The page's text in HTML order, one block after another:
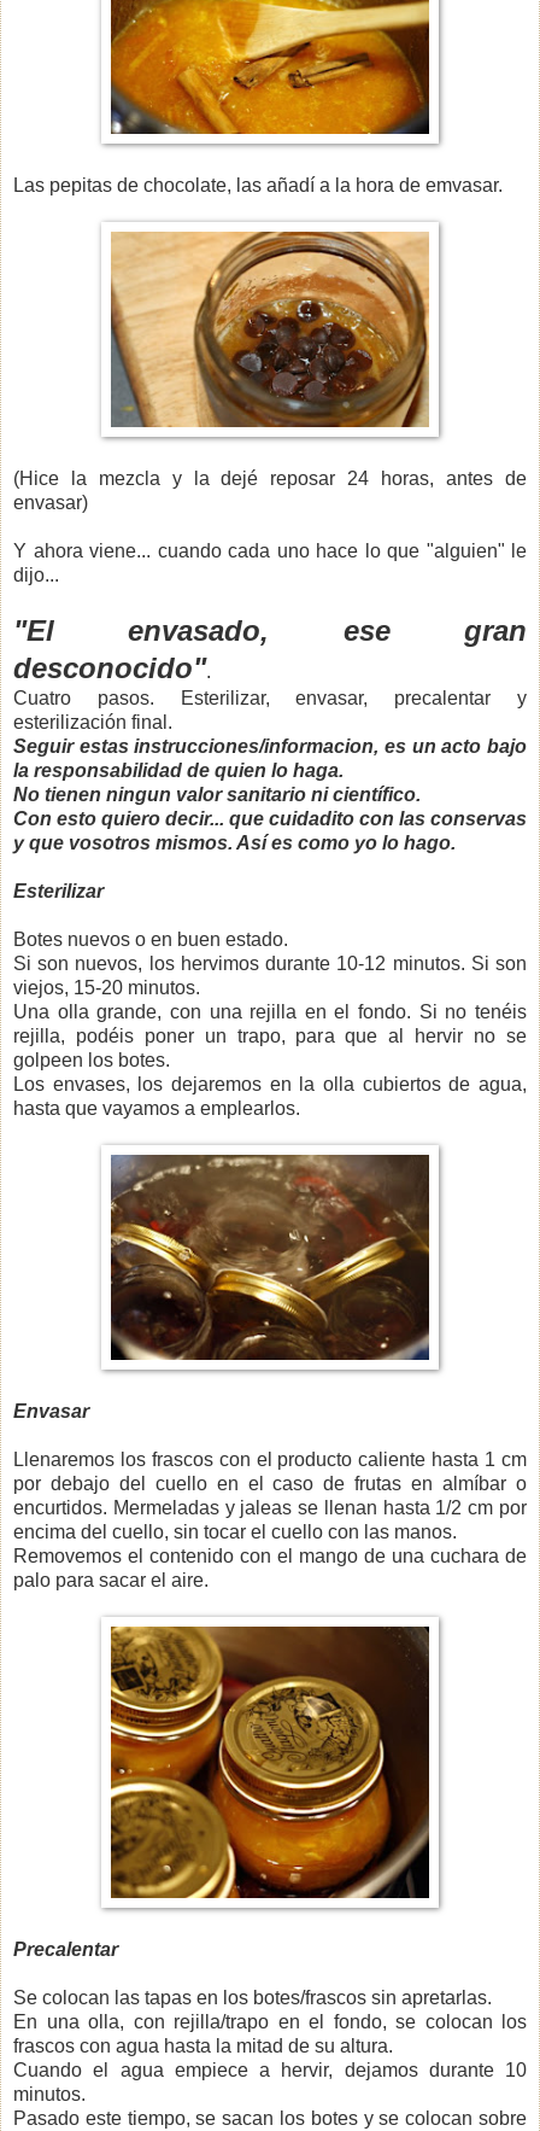
Las pepitas de chocolate, las añadí a la hora de emvasar.
(Hice la mezcla y la dejé reposar 24 horas, antes de
envasar)
Y ahora viene... cuando cada uno hace lo que "alguien" le
dijo...
"El envasado, ese gran
desconocido".
Cuatro pasos. Esterilizar, envasar, precalentar y
esterilización final.
Seguir estas instrucciones/informacion, es un acto bajo
la responsabilidad de quien lo haga.
No tienen ningun valor sanitario ni científico.
Con esto quiero decir... que cuidadito con las conservas
y que vosotros mismos. Así es como yo lo hago.
Esterilizar
Botes nuevos o en buen estado.
Si son nuevos, los hervimos durante 10-12 minutos. Si son
viejos, 15-20 minutos.
Una olla grande, con una rejilla en el fondo. Si no tenéis
rejilla, podéis poner un trapo, para que al hervir no se
golpeen los botes.
Los envases, los dejaremos en la olla cubiertos de agua,
hasta que vayamos a emplearlos.
Envasar
Llenaremos los frascos con el producto caliente hasta 1 cm
por debajo del cuello en el caso de frutas en almíbar o
encurtidos. Mermeladas y jaleas se llenan hasta 1/2 cm por
encima del cuello, sin tocar el cuello con las manos.
Removemos el contenido con el mango de una cuchara de
palo para sacar el aire.
Precalentar
Se colocan las tapas en los botes/frascos sin apretarlas.
En una olla, con rejilla/trapo en el fondo, se colocan los
frascos con agua hasta la mitad de su altura.
Cuando el agua empiece a hervir, dejamos durante 10
minutos.
Pasado este tiempo, se sacan los botes y se colocan sobre